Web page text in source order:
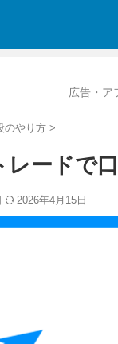
広告・ア
のやり方 >
レードで
2026年4月15日